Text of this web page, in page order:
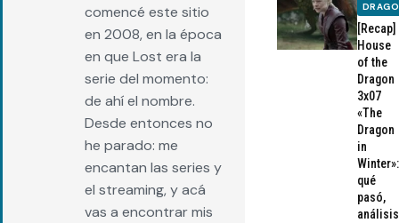
comencé este sitio
en 2008, en la época
en que Lost era la
serie del momento:
de ahí el nombre.
Desde entonces no
he parado: me
encantan las series y
el streaming, y acá
vas a encontrar mis
[Recap]
House
of the
Dragon
3x07
«The
Dragon
in
Winter»:
qué
pasó,
análisis